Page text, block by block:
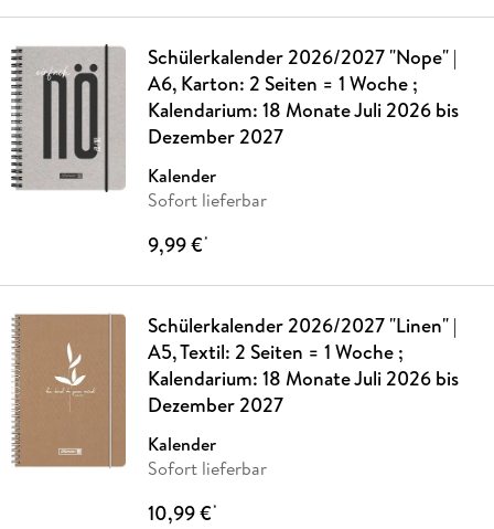
Schülerkalender 2026/2027 "Nope" |
A6, Karton: 2 Seiten = 1 Woche ;
Kalendarium: 18 Monate Juli 2026 bis
Dezember 2027
Kalender
Sofort lieferbar
9,99 €*
Schülerkalender 2026/2027 "Linen" |
A5, Textil: 2 Seiten = 1 Woche ;
Kalendarium: 18 Monate Juli 2026 bis
Dezember 2027
Kalender
Sofort lieferbar
10,99 €*